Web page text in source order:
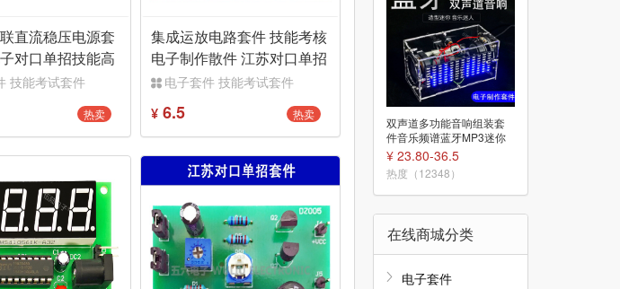
直流稳压电源套
对口单招技能高
技能考试套件
热卖
集成运放电路套件 技能考核
电子制作散件 江苏对口单招
考核电子套件 技能考试套件
¥ 6.5 热卖
DSO138数字示波器套件DI
Y单片机电子电路板组装焊
¥ 60.2-73.2
热度（16010）
双声道多功能音响组装套
件音乐频谱蓝牙MP3迷你
小功放音箱DIY焊接
¥ 23.80-36.5
热度（12348）
在线商城分类
电子套件